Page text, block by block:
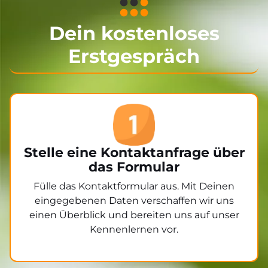
Dein kostenloses
Erstgespräch
Stelle eine Kontaktanfrage über
das Formular
Fülle das Kontaktformular aus. Mit Deinen
eingegebenen Daten verschaffen wir uns
einen Überblick und bereiten uns auf unser
Kennenlernen vor.